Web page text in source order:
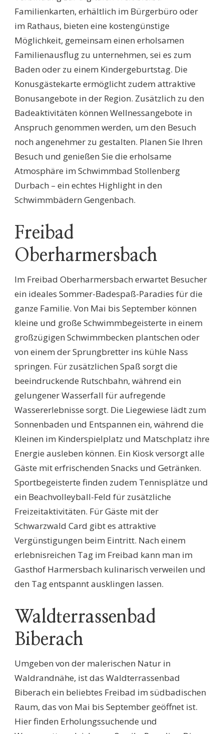
Familienkarten, erhältlich im Bürgerbüro oder
im Rathaus, bieten eine kostengünstige
Möglichkeit, gemeinsam einen erholsamen
Familienausflug zu unternehmen, sei es zum
Baden oder zu einem Kindergeburtstag. Die
Konusgästekarte ermöglicht zudem attraktive
Bonusangebote in der Region. Zusätzlich zu den
Badeaktivitäten können Wellnessangebote in
Anspruch genommen werden, um den Besuch
noch angenehmer zu gestalten. Planen Sie Ihren
Besuch und genießen Sie die erholsame
Atmosphäre im Schwimmbad Stollenberg
Durbach – ein echtes Highlight in den
Schwimmbädern Gengenbach.
Freibad
Oberharmersbach
Im Freibad Oberharmersbach erwartet Besucher
ein ideales Sommer-Badespaß-Paradies für die
ganze Familie. Von Mai bis September können
kleine und große Schwimmbegeisterte in einem
großzügigen Schwimmbecken plantschen oder
von einem der Sprungbretter ins kühle Nass
springen. Für zusätzlichen Spaß sorgt die
beeindruckende Rutschbahn, während ein
gelungener Wasserfall für aufregende
Wassererlebnisse sorgt. Die Liegewiese lädt zum
Sonnenbaden und Entspannen ein, während die
Kleinen im Kinderspielplatz und Matschplatz ihre
Energie ausleben können. Ein Kiosk versorgt alle
Gäste mit erfrischenden Snacks und Getränken.
Sportbegeisterte finden zudem Tennisplätze und
ein Beachvolleyball-Feld für zusätzliche
Freizeitaktivitäten. Für Gäste mit der
Schwarzwald Card gibt es attraktive
Vergünstigungen beim Eintritt. Nach einem
erlebnisreichen Tag im Freibad kann man im
Gasthof Harmersbach kulinarisch verweilen und
den Tag entspannt ausklingen lassen.
Waldterrassenbad
Biberach
Umgeben von der malerischen Natur in
Waldrandnähe, ist das Waldterrassenbad
Biberach ein beliebtes Freibad im südbadischen
Raum, das von Mai bis September geöffnet ist.
Hier finden Erholungssuchende und